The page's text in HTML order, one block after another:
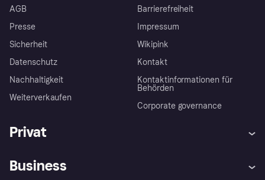
AGB
Presse
Sicherheit
Datenschutz
Nachhaltigkeit
Weiterverkaufen
Barrierefreiheit
Impressum
Wikipink
Kontakt
Kontaktinformationen für
Behörden
Corporate governance
Privat
Business